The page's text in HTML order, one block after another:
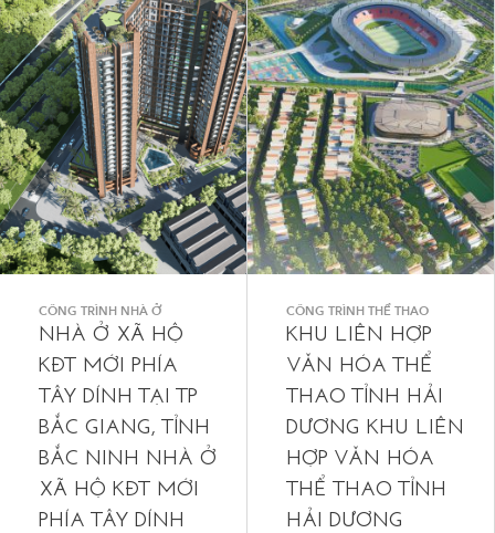
CÔNG TRÌNH NHÀ Ở
NHÀ Ở XÃ HỘ
KĐT MỚI PHÍA
TÂY DÍNH TẠI TP
BẮC GIANG, TỈNH
BẮC NINH NHÀ Ở
XÃ HỘ KĐT MỚI
PHÍA TÂY DÍNH
CÔNG TRÌNH THỂ THAO
KHU LIÊN HỢP
VĂN HÓA THỂ
THAO TỈNH HẢI
DƯƠNG KHU LIÊN
HỢP VĂN HÓA
THỂ THAO TỈNH
HẢI DƯƠNG